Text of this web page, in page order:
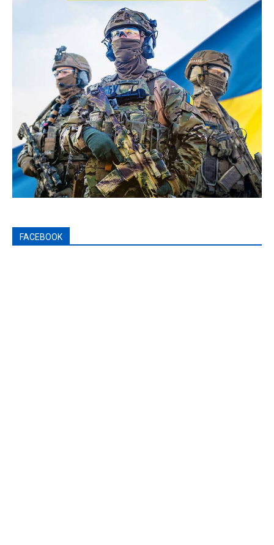
FACEBOOK